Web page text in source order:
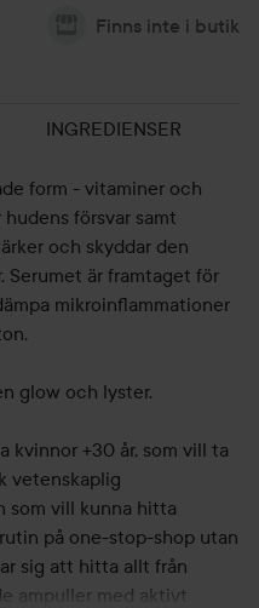
Finns inte i butik
INGREDIENSER
form - vitaminer och
försvar samt
och skyddar den
Serumet är framtaget för
mikroinflammationer
glow och lyster.
kvinnor +30 år, som vill ta
vetenskaplig
som vill kunna hitta
på one-stop-shop utan
sig att hitta allt från
ampuller med aktivt